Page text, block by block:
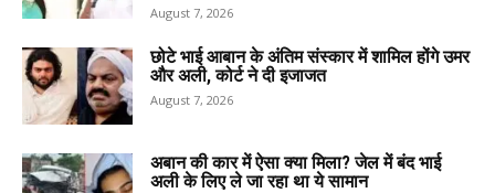
August 7, 2026
छोटे भाई आबान के अंतिम संस्कार में शामिल होंगे उमर
और अली, कोर्ट ने दी इजाजत
August 7, 2026
अबान की कार में ऐसा क्या मिला? जेल में बंद भाई
अली के लिए ले जा रहा था ये सामान